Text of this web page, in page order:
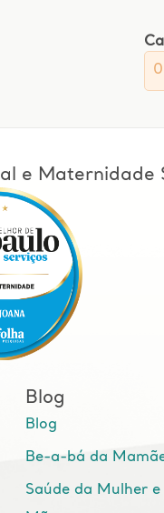
e Maternidade
Blog
Blog
Be-a-bá da
Saúde da Mulher e